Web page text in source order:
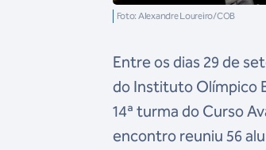
Foto: Alexandre Loureiro/COB
Entre os dias 29 de
do Instituto Olímpico
14ª turma do Curso
encontro reuniu 56